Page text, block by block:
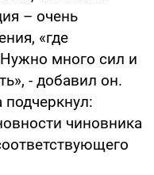
– очень
«где
много сил и
- добавил он.
подчеркнул:
чиновника